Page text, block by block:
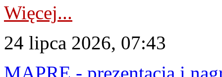
Więcej...
24 lipca 2026, 07:43